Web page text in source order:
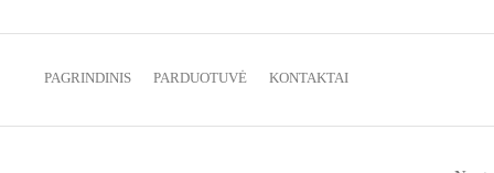
PAGRINDINIS PARDUOTUVĖ KONTAKTAI